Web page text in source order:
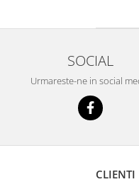
SOCIAL
Urmareste-ne in social
CLIENTI